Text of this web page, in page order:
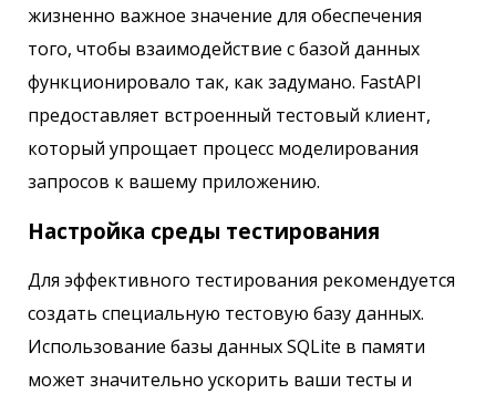
жизненно важное значение для обеспечения
того, чтобы взаимодействие с базой данных
функционировало так, как задумано. FastAPI
предоставляет встроенный тестовый клиент,
который упрощает процесс моделирования
запросов к вашему приложению.
Настройка среды тестирования
Для эффективного тестирования рекомендуется
создать специальную тестовую базу данных.
Использование базы данных SQLite в памяти
может значительно ускорить ваши тесты и